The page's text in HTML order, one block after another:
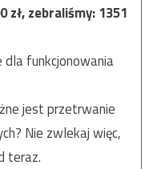
zł, zebraliśmy:1351
funkcjonowania
jest przetrwanie
Nie zwlekaj więc,
teraz.